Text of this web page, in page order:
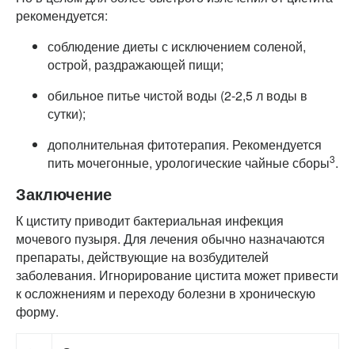
рекомендуется:
соблюдение диеты с исключением соленой,
острой, раздражающей пищи;
обильное питье чистой воды (2-2,5 л воды в
сутки);
дополнительная фитотерапия. Рекомендуется
пить мочегонные, урологические чайные сборы3.
Заключение
К циститу приводит бактериальная инфекция
мочевого пузыря. Для лечения обычно назначаются
препараты, действующие на возбудителей
заболевания. Игнорирование цистита может привести
к осложнениям и переходу болезни в хроническую
форму.